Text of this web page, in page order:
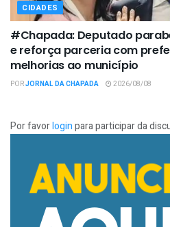
CIDADES
#Chapada: Deputado
e reforça parceria com
melhorias ao município
PORJORNAL DA CHAPADA 2026/08/08
Por favorloginpara participar da